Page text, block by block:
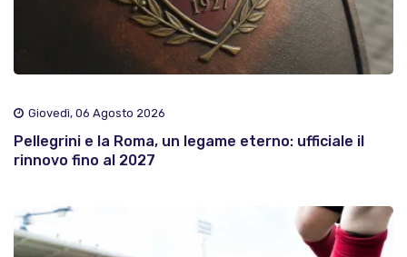
Giovedì, 06 Agosto 2026
Pellegrini e la Roma, un legame eterno: ufficiale il
rinnovo fino al 2027